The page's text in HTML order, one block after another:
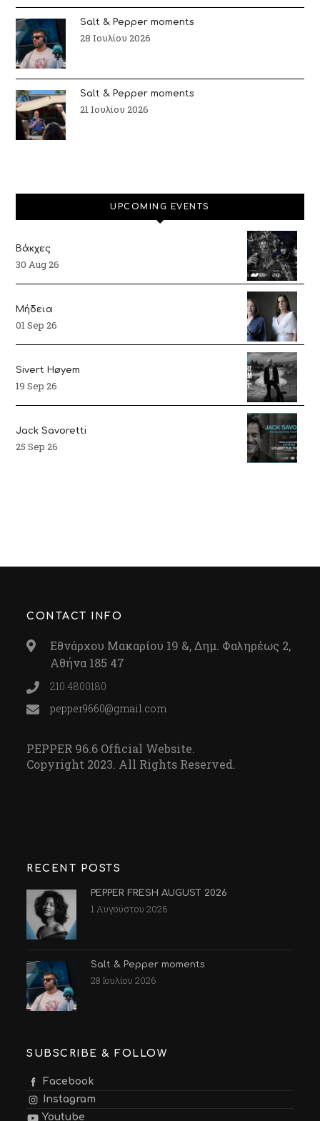
Salt & Pepper moments
28 Ιουλίου 2026
Salt & Pepper moments
21 Ιουλίου 2026
UPCOMING EVENTS
Βάκχες
30 Aug 26
Μήδεια
01 Sep 26
Sivert Høyem
19 Sep 26
Jack Savoretti
25 Sep 26
CONTACT INFO
Εθνάρχου Μακαρίου 19 &, Δημ. Φαληρέως 2,
Αθήνα 185 47
210 4800180
pepper9660@gmail.com
PEPPER 96.6 Official Website.
Copyright 2023. All Rights Reserved.
RECENT POSTS
PEPPER FRESH AUGUST 2026
1 Αυγούστου 2026
Salt & Pepper moments
28 Ιουλίου 2026
SUBSCRIBE & FOLLOW
Facebook
Instagram
Youtube